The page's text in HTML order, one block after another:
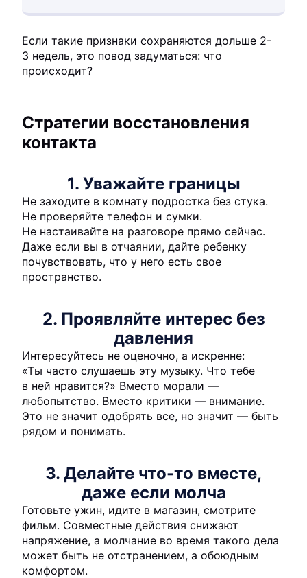
Если такие признаки сохраняются дольше 2-
3 недель, это повод задуматься: что
происходит?
Стратегии восстановления
контакта
1. Уважайте границы
Не заходите в комнату подростка без стука.
Не проверяйте телефон и сумки.
Не настаивайте на разговоре прямо сейчас.
Даже если вы в отчаянии, дайте ребенку
почувствовать, что у него есть свое
пространство.
2. Проявляйте интерес без
давления
Интересуйтесь не оценочно, а искренне:
«Ты часто слушаешь эту музыку. Что тебе
в ней нравится?» Вместо морали —
любопытство. Вместо критики — внимание.
Это не значит одобрять все, но значит — быть
рядом и понимать.
3. Делайте что-то вместе,
даже если молча
Готовьте ужин, идите в магазин, смотрите
фильм. Совместные действия снижают
напряжение, а молчание во время такого дела
может быть не отстранением, а обоюдным
комфортом.